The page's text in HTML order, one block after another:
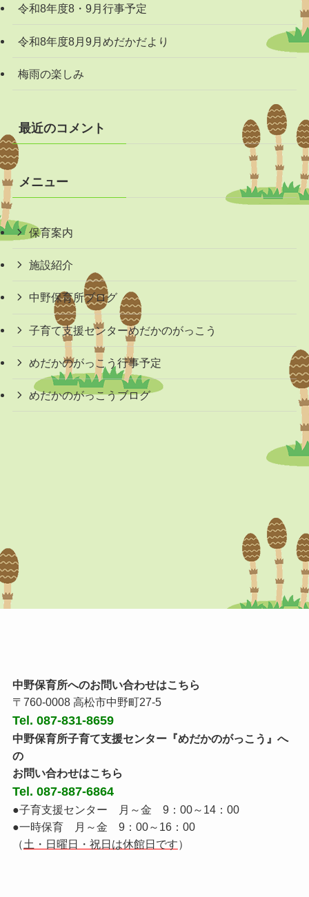
令和8年度8・9月行事予定
令和8年度8月9月めだかだより
梅雨の楽しみ
最近のコメント
メニュー
保育案内
施設紹介
中野保育所ブログ
子育て支援センターめだかのがっこう
めだかのがっこう行事予定
めだかのがっこうブログ
中野保育所へのお問い合わせはこちら
〒760-0008 高松市中野町27-5
Tel. 087-831-8659
中野保育所子育て支援センター『めだかのがっこう』へ
の
お問い合わせはこちら
Tel. 087-887-6864
●子育支援センター 月～金 9：00～14：00
●一時保育 月～金 9：00～16：00
（土・日曜日・祝日は休館日です）